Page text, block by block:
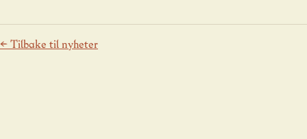
← Tilbake til nyheter